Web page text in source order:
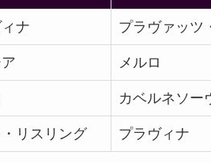
ナ プラヴァッツ
メルロ
カベルネソー
リスリング プラヴィナ